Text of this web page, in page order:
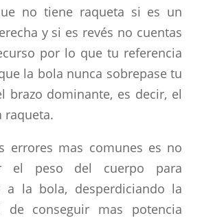
no tiene raqueta si es un
y si es revés no cuentas
por lo que tu referencia
la bola nunca sobrepase tu
brazo dominante, es decir, el
raqueta.
errores mas comunes es no
el peso del cuerpo para
a la bola, desperdiciando la
de conseguir mas potencia